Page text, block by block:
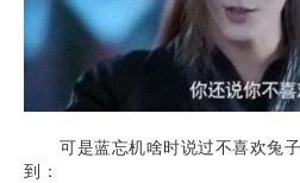
可是蓝忘机啥时说过不喜欢兔
到：